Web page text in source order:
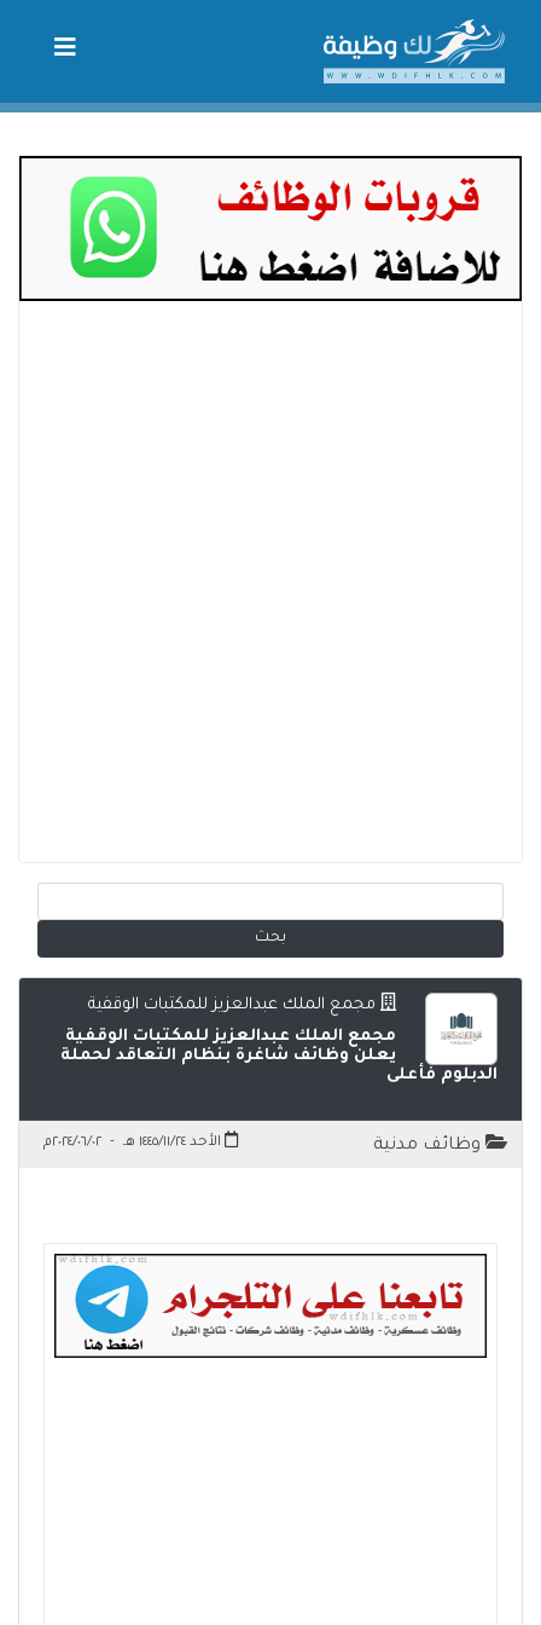
مجمع الملك عبدالعزيز للمكتبات الوقفية
مجمع الملك عبدالعزيز للمكتبات الوقفية
يعلن وظائف شاغرة بنظام التعاقد لحملة
الدبلوم فأعلى
وظائف مدنية الأحد ١٤٤٥/١١/٢٤ هـ - ٢٠٢٤/٠٦/٠٢م